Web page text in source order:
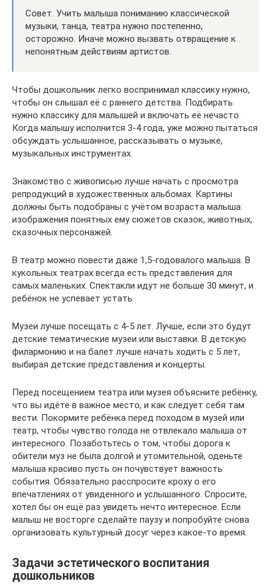
Совет. Учить малыша пониманию классической
музыки, танца, театра нужно постепенно,
осторожно. Иначе можно вызвать отвращение к
непонятным действиям артистов.
Чтобы дошкольник легко воспринимал классику нужно,
чтобы он слышал её с раннего детства. Подбирать
нужно классику для малышей и включать её нечасто.
Когда малышу исполнится 3-4 года, уже можно пытаться
обсуждать услышанное, рассказывать о музыке,
музыкальных инструментах.
Знакомство с живописью лучше начать с просмотра
репродукций в художественных альбомах. Картины
должны быть подобраны с учётом возраста малыша:
изображения понятных ему сюжетов сказок, животных,
сказочных персонажей.
В театр можно повести даже 1,5-годовалого малыша. В
кукольных театрах всегда есть представления для
самых маленьких. Спектакли идут не больше 30 минут, и
ребёнок не успевает устать.
Музеи лучше посещать с 4-5 лет. Лучше, если это будут
детские тематические музеи или выставки. В детскую
филармонию и на балет лучше начать ходить с 5 лет,
выбирая детские представления и концерты.
Перед посещением театра или музея объясните ребёнку,
что вы идёте в важное место, и как следует себя там
вести. Покормите ребёнка перед походом в музей или
театр, чтобы чувство голода не отвлекало малыша от
интересного. Позаботьтесь о том, чтобы дорога к
обители муз не была долгой и утомительной, оденьте
малыша красиво пусть он почувствует важность
события. Обязательно расспросите кроху о его
впечатлениях от увиденного и услышанного. Спросите,
хотел бы он ещё раз увидеть нечто интересное. Если
малыш не восторге сделайте паузу и попробуйте снова
организовать культурный досуг через какое-то время.
Задачи эстетического воспитания
дошкольников